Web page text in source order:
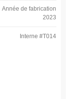
Année de fabrication
2023
Interne #T014